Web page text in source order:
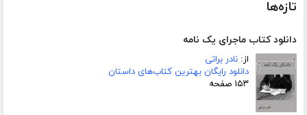
تازه‌ها
دانلود کتاب ماجرای یک نامه
از: نادر براتی
دانلود رایگان بهترین کتاب‌های داستان
۱۵۳ صفحه